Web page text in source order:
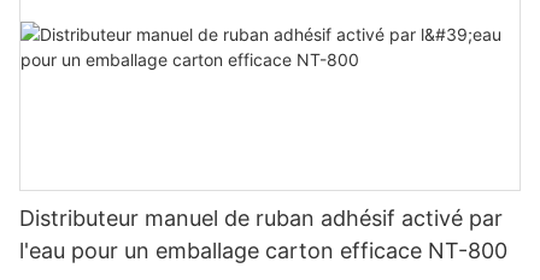
Distributeur manuel de ruban adhésif activé par
l'eau pour un emballage carton efficace NT-800